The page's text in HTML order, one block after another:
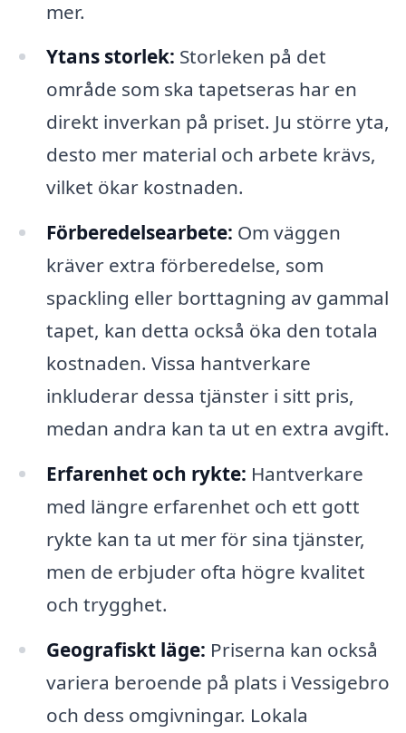
mer.
Ytans storlek: Storleken på det
område som ska tapetseras har en
direkt inverkan på priset. Ju större yta,
desto mer material och arbete krävs,
vilket ökar kostnaden.
Förberedelsearbete: Om väggen
kräver extra förberedelse, som
spackling eller borttagning av gammal
tapet, kan detta också öka den totala
kostnaden. Vissa hantverkare
inkluderar dessa tjänster i sitt pris,
medan andra kan ta ut en extra avgift.
Erfarenhet och rykte: Hantverkare
med längre erfarenhet och ett gott
rykte kan ta ut mer för sina tjänster,
men de erbjuder ofta högre kvalitet
och trygghet.
Geografiskt läge: Priserna kan också
variera beroende på plats i Vessigebro
och dess omgivningar. Lokala